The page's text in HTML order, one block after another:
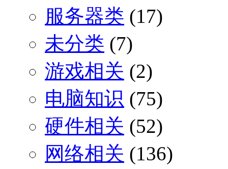
服务器类 (17)
未分类 (7)
游戏相关 (2)
电脑知识 (75)
硬件相关 (52)
网络相关 (136)